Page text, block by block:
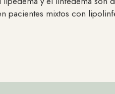
pacientes mixtos con